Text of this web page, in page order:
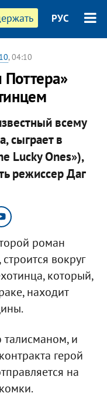
РУС
, 04:10
Поттера»
всему
сыграет в
Lucky Ones»),
режиссер Даг
роман
вокруг
который,
находит
талисманом, и
герой
на